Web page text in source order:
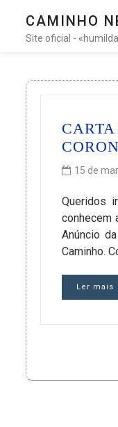
CAMINHO
Site oficial -
15 de
Queridos
conhecem
Anúncio
Caminho.
Ler mais